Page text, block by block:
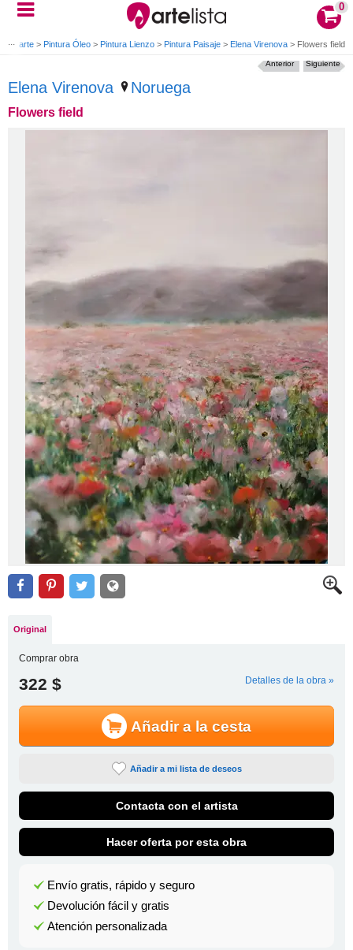
0
de arte > Pintura Óleo > Pintura Lienzo > Pintura Paisaje > Elena Virenova > Flowers field
Elena Virenova Noruega
Flowers field
Siguiente
Anterior
Original
Comprar obra
322 $ Detalles de la obra »
Añadir a la cesta
Añadir a mi lista de deseos
Contacta con el artista
Hacer oferta por esta obra
Envío gratis, rápido y seguro
Devolución fácil y gratis
Atención personalizada